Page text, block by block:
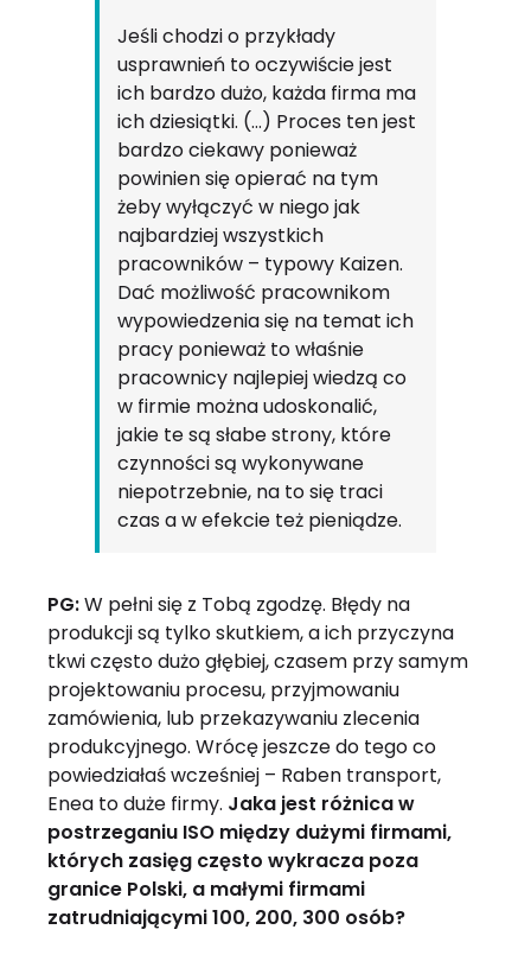
Jeśli chodzi o przykłady
usprawnień to oczywiście jest
ich bardzo dużo, każda firma ma
ich dziesiątki. (…) Proces ten jest
bardzo ciekawy ponieważ
powinien się opierać na tym
żeby wyłączyć w niego jak
najbardziej wszystkich
pracowników – typowy Kaizen.
Dać możliwość pracownikom
wypowiedzenia się na temat ich
pracy ponieważ to właśnie
pracownicy najlepiej wiedzą co
w firmie można udoskonalić,
jakie te są słabe strony, które
czynności są wykonywane
niepotrzebnie, na to się traci
czas a w efekcie też pieniądze.
PG:W pełni się z Tobą zgodzę. Błędy na
produkcji są tylko skutkiem, a ich przyczyna
tkwi często dużo głębiej, czasem przy samym
projektowaniu procesu, przyjmowaniu
zamówienia, lub przekazywaniu zlecenia
produkcyjnego. Wrócę jeszcze do tego co
powiedziałaś wcześniej – Raben transport,
Enea to duże firmy. Jaka jest różnica w
postrzeganiu ISO między dużymi firmami,
których zasięg często wykracza poza
granice Polski, a małymi firmami
zatrudniającymi 100, 200, 300 osób?